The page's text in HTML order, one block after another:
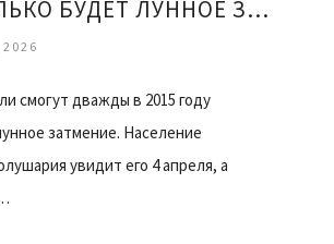
ВО СКОЛЬКО БУДЕТ ЛУННОЕ ЗАТМЕНИЕ
смогут дважды в 2015 году
затмение. Население
увидит его 4 апреля, а